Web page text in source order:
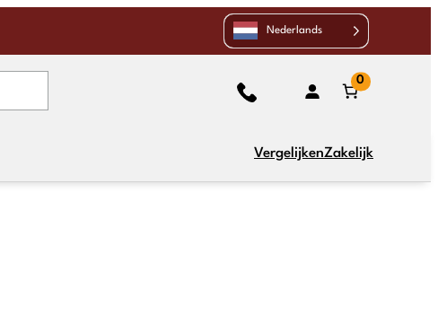
Nederlands
0
VergelijkenZakelijk